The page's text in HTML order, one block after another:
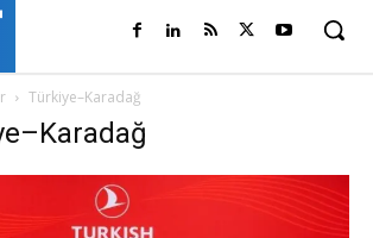
Türkiye–Karadağ